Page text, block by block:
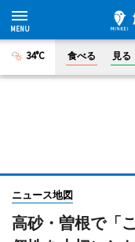
34°C 食べる 見る
ニュース地図
高砂・曽根で「